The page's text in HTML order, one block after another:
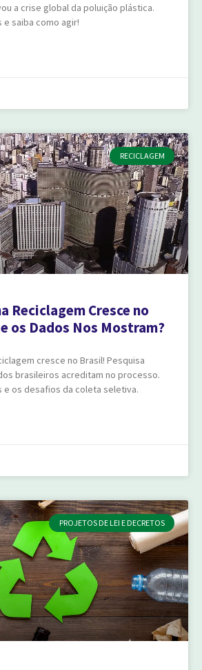
a crise global da poluição plástica.
e saiba como agir!
RECICLAGEM
Reciclagem Cresce no
os Dados Nos Mostram?
cresce no Brasil! Pesquisa
brasileiros acreditam no processo.
e os desafios da coleta seletiva.
PROJETOS DE LEI E DECRETOS